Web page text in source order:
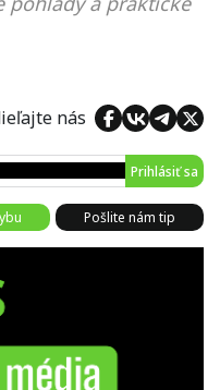
nás
Prihlásiť sa
Pošlite nám tip